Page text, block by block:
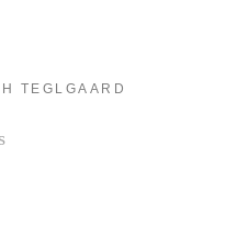
TEGLGAARD